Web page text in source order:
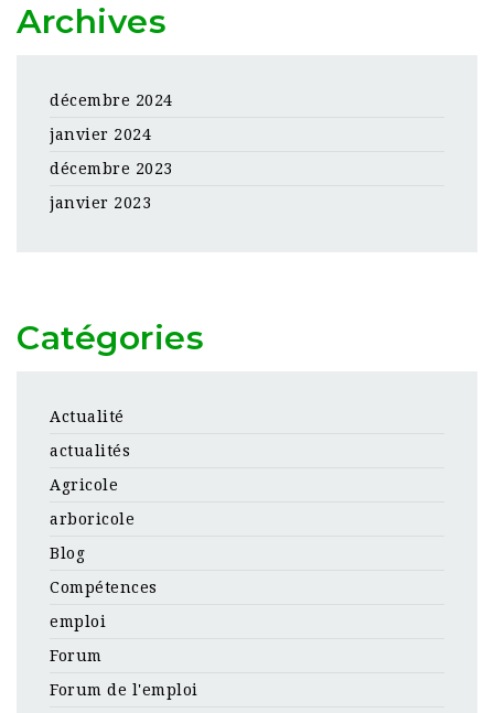
Archives
décembre 2024
janvier 2024
décembre 2023
janvier 2023
Catégories
Actualité
actualités
Agricole
arboricole
Blog
Compétences
emploi
Forum
Forum de l'emploi